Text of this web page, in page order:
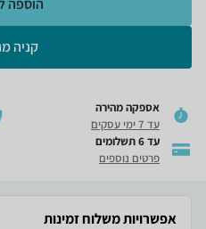
קניה
הוספה
אספקה מהירה
עד 7 ימי עסקים
עד 6 תשלומים
פרטים נוספים
אפשרויות משלוח זמינות